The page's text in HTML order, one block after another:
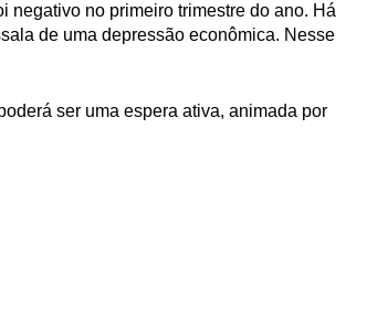
negativo no primeiro trimestre do ano. Há
de uma depressão econômica. Nesse
ser uma espera ativa, animada por